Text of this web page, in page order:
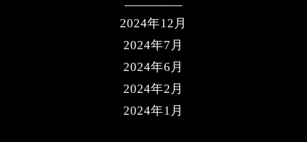
2024年12月
2024年7月
2024年6月
2024年2月
2024年1月